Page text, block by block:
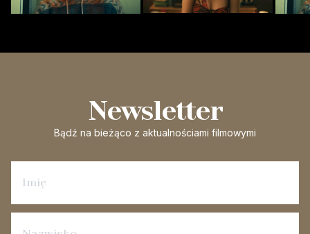
Newsletter
Bądź na bieżąco z aktualnościami filmowymi